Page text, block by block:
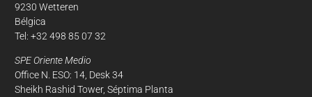
9230 Wetteren
Bélgica
Tel: +32 498 85 07 32
SPE Oriente Medio
Office N. ESO: 14, Desk 34
Sheikh Rashid Tower, Séptima Planta